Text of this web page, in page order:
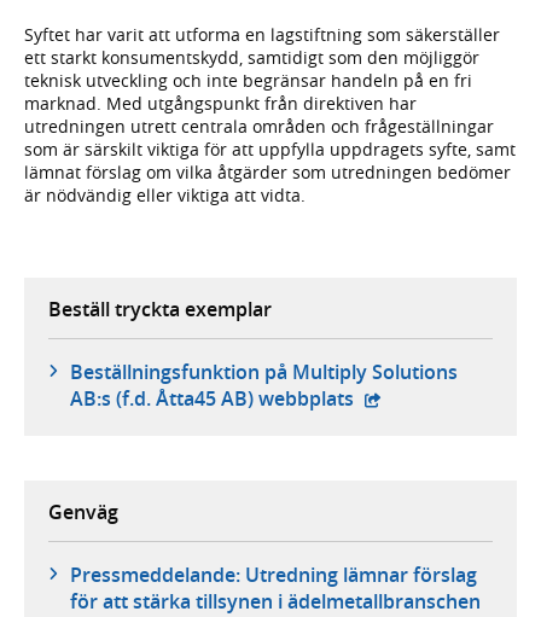
Syftet har varit att utforma en lagstiftning som säkerställer
ett starkt konsumentskydd, samtidigt som den möjliggör
teknisk utveckling och inte begränsar handeln på en fri
marknad. Med utgångspunkt från direktiven har
utredningen utrett centrala områden och frågeställningar
som är särskilt viktiga för att uppfylla uppdragets syfte, samt
lämnat förslag om vilka åtgärder som utredningen bedömer
är nödvändig eller viktiga att vidta.
Beställ tryckta exemplar
Beställningsfunktion på Multiply Solutions
AB:s (f.d. Åtta45 AB) webbplats - extern webbplats,
Genväg
Pressmeddelande: Utredning lämnar förslag
för att stärka tillsynen i ädelmetallbranschen